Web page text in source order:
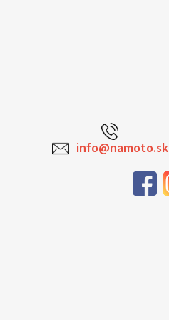
info@namoto.sk